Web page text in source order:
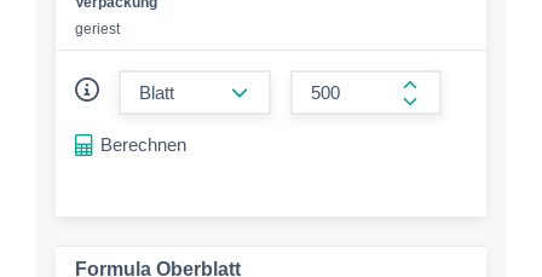
geriest
form.increase-
Berechnen
Formula Oberblatt